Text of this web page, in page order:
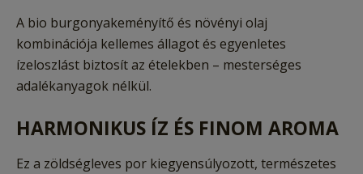
A bio burgonyakeményítő és növényi olaj
kombinációja kellemes állagot és egyenletes
ízeloszlást biztosít az ételekben – mesterséges
adalékanyagok nélkül.
HARMONIKUS ÍZ ÉS FINOM AROMA
Ez a zöldségleves por kiegyensúlyozott, természetes